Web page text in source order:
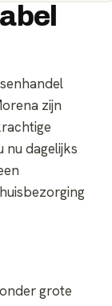
zijn
nu dagelijks
grote